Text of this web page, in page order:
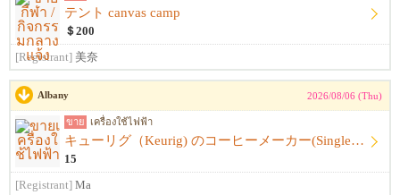
テント canvas camp
＄200
[Registrant] 美奈
Albany 2026/08/06 (Thu)
ขาย เครื่องใช้ไฟฟ้า
キューリグ（Keurig) のコーヒーメーカー(Single Serve Coffee) Maker
15
[Registrant] Ma